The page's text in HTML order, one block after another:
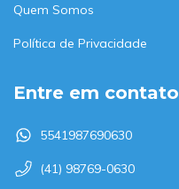
Quem Somos
Política de Privacidade
Entre em contato
5541987690630
(41) 98769-0630